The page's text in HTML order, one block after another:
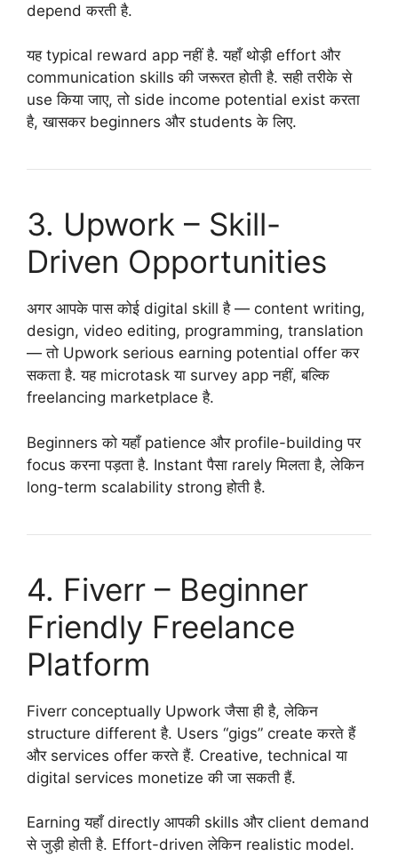
depend करती है.
यह typical reward app नहीं है. यहाँ थोड़ी effort और
communication skills की जरूरत होती है. सही तरीके से
use किया जाए, तो side income potential exist करता
है, खासकर beginners और students के लिए.
3. Upwork – Skill-
Driven Opportunities
अगर आपके पास कोई digital skill है — content writing,
design, video editing, programming, translation
— तो Upwork serious earning potential offer कर
सकता है. यह microtask या survey app नहीं, बल्कि
freelancing marketplace है.
Beginners को यहाँ patience और profile-building पर
focus करना पड़ता है. Instant पैसा rarely मिलता है, लेकिन
long-term scalability strong होती है.
4. Fiverr – Beginner
Friendly Freelance
Platform
Fiverr conceptually Upwork जैसा ही है, लेकिन
structure different है. Users “gigs” create करते हैं
और services offer करते हैं. Creative, technical या
digital services monetize की जा सकती हैं.
Earning यहाँ directly आपकी skills और client demand
से जुड़ी होती है. Effort-driven लेकिन realistic model.